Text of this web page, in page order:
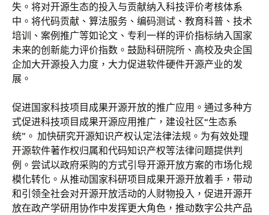
失。将对开源生态的投入与贡献纳入科技评价考核体系
中。将代码贡献、算法服务、编码测试、教育科普、技术
培训、案例推广等如论文、专利一样的评价指标纳入国家
未来的创新能力评价指数。鼓励科研院所、高校及央企国
企加大开源投入力度，大力促进软件硬件开源产业的发
展。
促进国家科技项目成果开源开放的推广应用。通过多种方
式促进科技项目成果开源应用推广，建设社区“生态系
统”。 加快研究开源知识产权认定法律法规。为有效处理
开源软件著作权归属和代码知识产权等法律问题提供判
例。尝试以政府采购的方式引导开源开放方案的市场化规
模化转化。从推动国家科研项目成果开源开放着手，带动
和引领全社会对开源开放活动的人财物投入，促进开源开
放在政产学研用协作中发挥更大角色，推动数字公共产品